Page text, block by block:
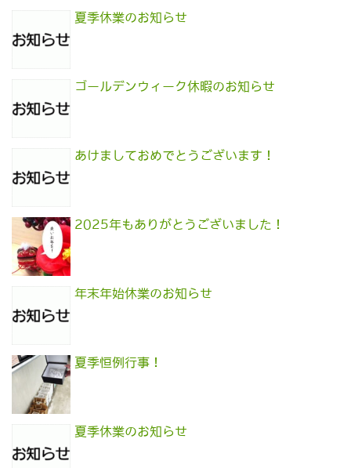
夏季休業のお知らせ
ゴールデンウィーク休暇のお知らせ
あけましておめでとうございます！
2025年もありがとうございました！
年末年始休業のお知らせ
夏季恒例行事！
夏季休業のお知らせ